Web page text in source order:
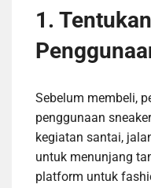
1.
Sebelum membeli,
penggunaan
kegiatan santai,
untuk menunjang
platform untuk